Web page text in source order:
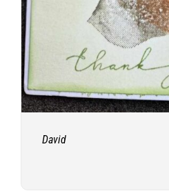
David